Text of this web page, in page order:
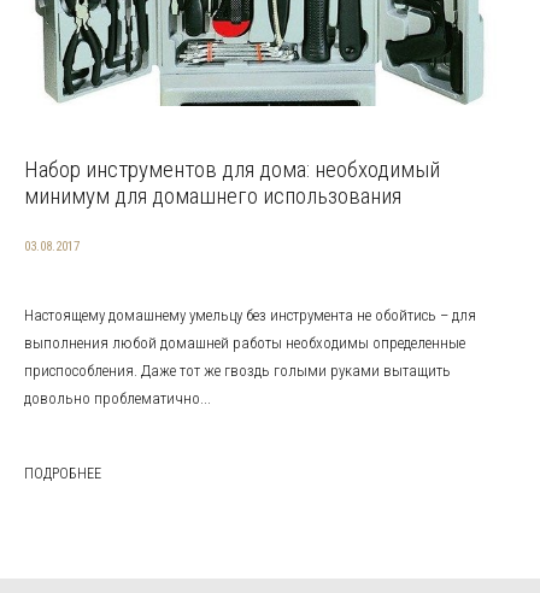
Набор инструментов для дома: необходимый
минимум для домашнего использования
03.08.2017
Настоящему домашнему умельцу без инструмента не обойтись – для
выполнения любой домашней работы необходимы определенные
приспособления. Даже тот же гвоздь голыми руками вытащить
довольно проблематично...
ПОДРОБНЕЕ